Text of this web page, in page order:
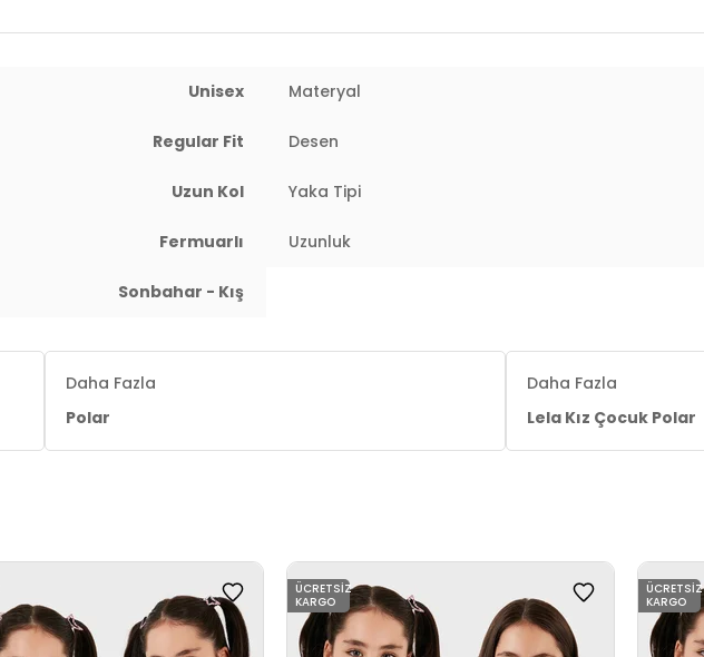
Unisex Materyal
Regular Fit Desen
Uzun Kol Yaka Tipi
Fermuarlı Uzunluk
Sonbahar - Kış
Daha Fazla
Polar
Daha Fazla
Lela Kız Çocuk Polar
ÜCRETSIZ
KARGO
ÜCRETSIZ
KARGO